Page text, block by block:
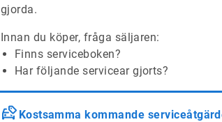
gjorda.
Innan du köper, fråga säljaren:
Finns serviceboken?
Har följande servicear gjorts?
Kostsamma kommande